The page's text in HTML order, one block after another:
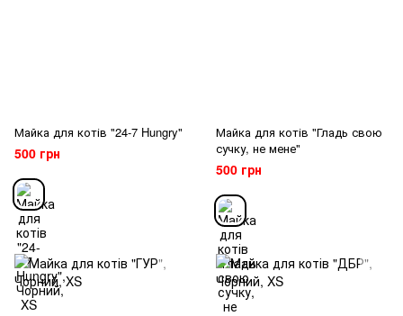
Майка для котів "24-7 Hungry"
500 грн
Майка для котів "Гладь свою
сучку, не мене"
500 грн